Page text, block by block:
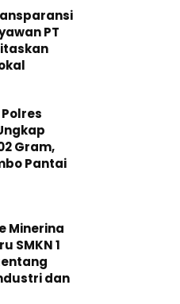
PT
Gram,
Pantai
Minerina
SMKN 1
dan